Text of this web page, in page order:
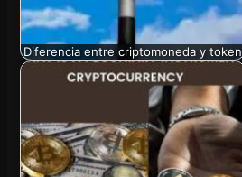
Diferencia entre criptomoneda y token